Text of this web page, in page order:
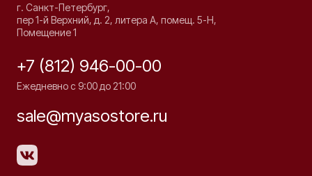
г. Санкт-Петербург,
пер 1-й Верхний, д. 2, литера А, помещ. 5-Н,
Помещение 1
+7 (812) 946-00-00
Ежедневно с 9:00 до 21:00
sale@myasostore.ru